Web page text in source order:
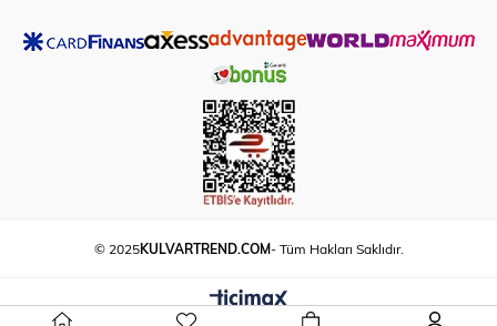
© 2025KULVARTREND.COM- Tüm Hakları Saklıdır.